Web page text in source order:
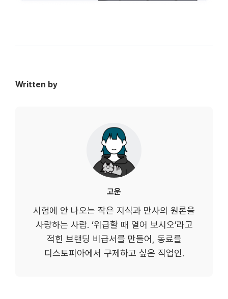
Written by
고운
시험에 안 나오는 작은 지식과 만사의 원론을
사랑하는 사람. ‘위급할 때 열어 보시오’라고
적힌 브랜딩 비급서를 만들어, 동료를
디스토피아에서 구제하고 싶은 직업인.